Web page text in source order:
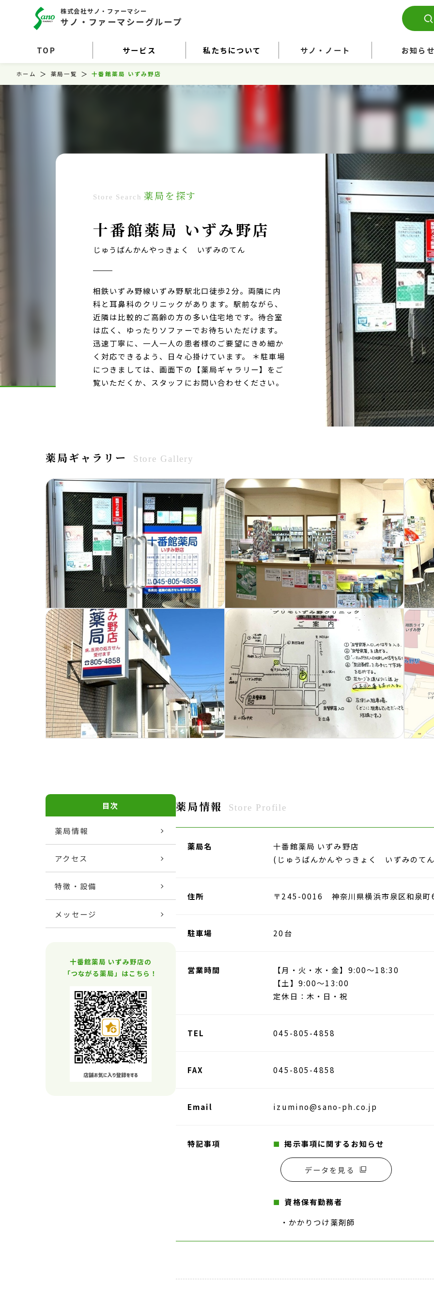
株式会社サノ・ファーマシー
サノ・ファーマシーグループ
TOP サービス 私たちについて サノ・ノート お知ら
ホーム 薬局一覧 十番館薬局 いずみ野店
Store Search 薬局を探す
十番館薬局 いずみ野店
じゅうばんかんやっきょく いずみのてん
相鉄いずみ野線いずみ野駅北口徒歩2分。両隣に内
科と耳鼻科のクリニックがあります。駅前ながら、
近隣は比較的ご高齢の方の多い住宅地です。待合室
は広く、ゆったりソファーでお待ちいただけます。
迅速丁寧に、一人一人の患者様のご要望にきめ細か
く対応できるよう、日々心掛けています。 ＊駐車場
につきましては、画面下の【薬局ギャラリー】をご
覧いただくか、スタッフにお問い合わせください。
薬局ギャラリー Store Gallery
目次
薬局情報
アクセス
特徴・設備
メッセージ
十番館薬局 いずみ野店の
「つながる薬局」はこちら！
薬局情報 Store Profile
薬局名
十番館薬局 いずみ野店
(じゅうばんかんやっきょく いずみのて
住所 〒245-0016 神奈川県横浜市泉区和泉
駐車場 20台
営業時間
【月・火・水・金】9:00～18:30
【土】9:00～13:00
定休日：木・日・祝
TEL 045-805-4858
FAX 045-805-4858
Email izumino@sano-ph.co.jp
特記事項 掲示事項に関するお知らせ
データを見る
資格保有勤務者
・かかりつけ薬剤師